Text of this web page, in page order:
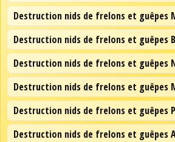
Destruction nids de frelons et guêpes
Destruction nids de frelons et guêpes
Destruction nids de frelons et guêpes
Destruction nids de frelons et guêpes
Destruction nids de frelons et guêpes
Destruction nids de frelons et guêpes